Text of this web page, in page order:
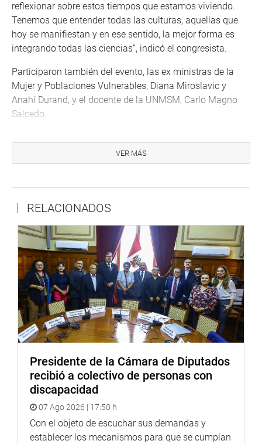
reflexionar sobre estos tiempos que estamos viviendo.
Tenemos que entender todas las culturas, aquellas que
hoy se manifiestan y en ese sentido, la mejor forma es
integrando todas las ciencias”, indicó el congresista.
Participaron también del evento, las ex ministras de la
Mujer y Poblaciones Vulnerables, Diana Miroslavic y
Anahí Durand, y el docente de la UNMSM, Carlo Magno
Salcedo.
espacios de conversación donde explorarán con diversos
profesionales y líderes las salidas a la convulsión social
OFICINA DE COMUNICACIONES
VER MÁS
RELACIONADOS
Presidente de la Cámara de Diputados
recibió a colectivo de personas con
discapacidad
07 Ago 2026 | 17:50 h
Con el objeto de escuchar sus demandas y
establecer los mecanismos para que se cumplan